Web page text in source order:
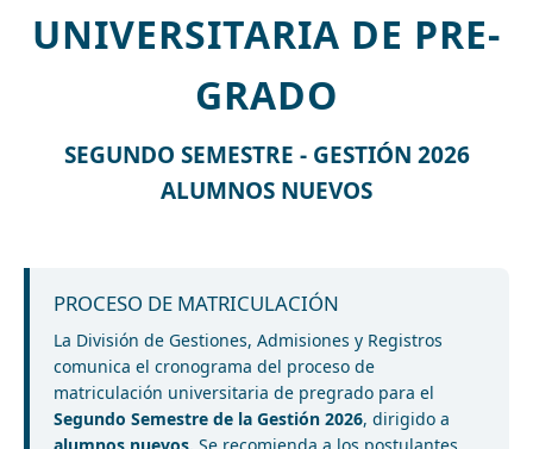
UNIVERSITARIA DE PRE-
GRADO
SEGUNDO SEMESTRE - GESTIÓN 2026
ALUMNOS NUEVOS
PROCESO DE MATRICULACIÓN
La División de Gestiones, Admisiones y Registros
comunica el cronograma del proceso de
matriculación universitaria de pregrado para el
Segundo Semestre de la Gestión 2026, dirigido a
alumnos nuevos. Se recomienda a los postulantes